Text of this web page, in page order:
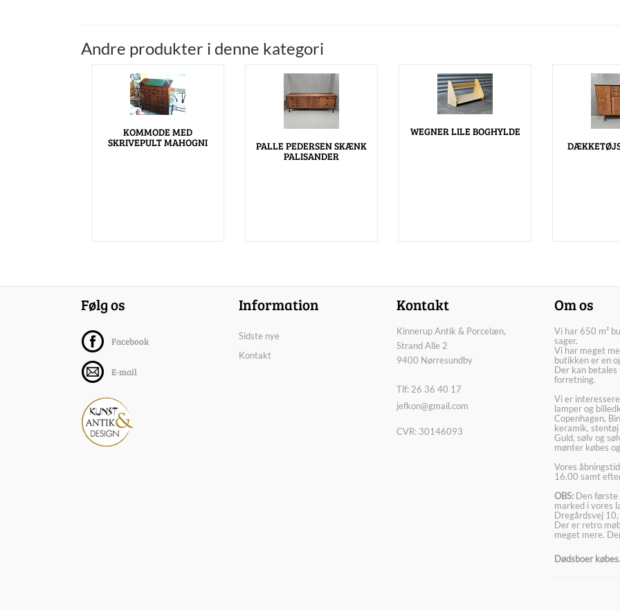
Andre produkter i denne kategori
KOMMODE MED
SKRIVEPULT MAHOGNI PALLE PEDERSEN SKÆNK
PALISANDER
WEGNER LILE BOGHYLDE
Følg os
Facebook
E-mail
Information
Sidste nye
Kontakt
Kontakt
Kinnerup Antik & Porcelæn,
Strand Alle 2
9400 Nørresundby
Tlf: 26 36 40 17
jefkon@gmail.com
CVR: 30146093
Om os
Vi har 650 m²
sager.
Vi har meget
butikken er en
Der kan
forretning.
Vi er
lamper og
Copenhagen,
keramik,
Guld, sølv og
mønter købes
Vores
16.00 samt
OBS: Den
marked i vores
Dregårdsvej
Der er retro
meget mere.
Dødsboer